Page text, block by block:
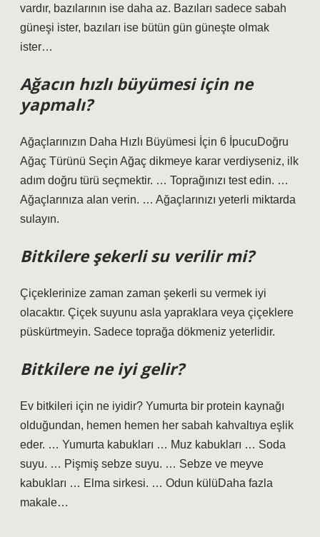
vardır, bazılarının ise daha az. Bazıları sadece sabah
güneşi ister, bazıları ise bütün gün güneşte olmak
ister…
Ağacın hızlı büyümesi için ne
yapmalı?
Ağaçlarınızın Daha Hızlı Büyümesi İçin 6 İpucuDoğru
Ağaç Türünü Seçin Ağaç dikmeye karar verdiyseniz, ilk
adım doğru türü seçmektir. … Toprağınızı test edin. …
Ağaçlarınıza alan verin. … Ağaçlarınızı yeterli miktarda
sulayın.
Bitkilere şekerli su verilir mi?
Çiçeklerinize zaman zaman şekerli su vermek iyi
olacaktır. Çiçek suyunu asla yapraklara veya çiçeklere
püskürtmeyin. Sadece toprağa dökmeniz yeterlidir.
Bitkilere ne iyi gelir?
Ev bitkileri için ne iyidir? Yumurta bir protein kaynağı
olduğundan, hemen hemen her sabah kahvaltıya eşlik
eder. … Yumurta kabukları … Muz kabukları … Soda
suyu. … Pişmiş sebze suyu. … Sebze ve meyve
kabukları … Elma sirkesi. … Odun külüDaha fazla
makale…